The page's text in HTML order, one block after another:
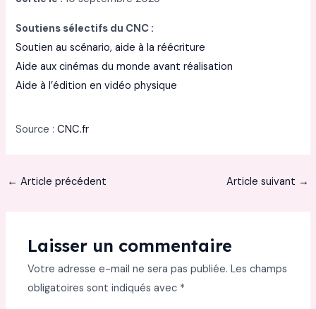
Soutiens sélectifs du CNC :
Soutien au scénario, aide à la réécriture
Aide aux cinémas du monde avant réalisation
Aide à l’édition en vidéo physique
Source :CNC.fr
← Article précédent Article suivant →
Laisser un commentaire
Votre adresse e-mail ne sera pas publiée. Les champs
obligatoires sont indiqués avec *